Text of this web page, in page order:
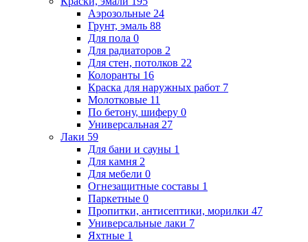
Аэрозольные 24
Грунт, эмаль 88
Для пола 0
Для радиаторов 2
Для стен, потолков 22
Колоранты 16
Краска для наружных работ 7
Молотковые 11
По бетону, шиферу 0
Универсальная 27
Лаки 59
Для бани и сауны 1
Для камня 2
Для мебели 0
Огнезащитные составы 1
Паркетные 0
Пропитки, антисептики, морилки 47
Универсальные лаки 7
Яхтные 1